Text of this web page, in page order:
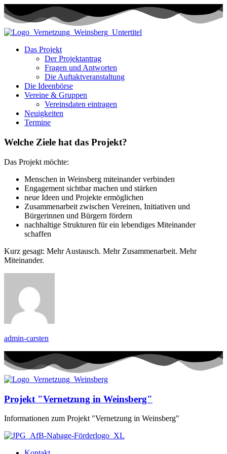
Das Projekt
Der Projektantrag
Fragen und Antworten
Die Auftaktveranstaltung
Die Ideenbörse
Vereine & Gruppen
Vereinsdaten eintragen
Neuigkeiten
Termine
Welche Ziele hat das Projekt?
Das Projekt möchte:
Menschen in Weinsberg miteinander verbinden
Engagement sichtbar machen und stärken
neue Ideen und Projekte ermöglichen
Zusammenarbeit zwischen Vereinen, Initiativen und
Bürgerinnen und Bürgern fördern
nachhaltige Strukturen für ein lebendiges Miteinander
schaffen
Kurz gesagt: Mehr Austausch. Mehr Zusammenarbeit. Mehr
Miteinander.
admin-carsten
Projekt "Vernetzung in Weinsberg"
Informationen zum Projekt "Vernetzung in Weinsberg"